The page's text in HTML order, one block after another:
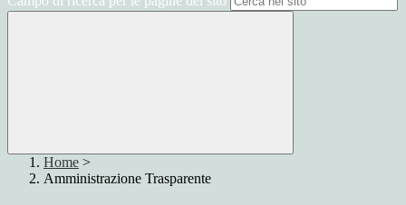
Home >
Amministrazione Trasparente